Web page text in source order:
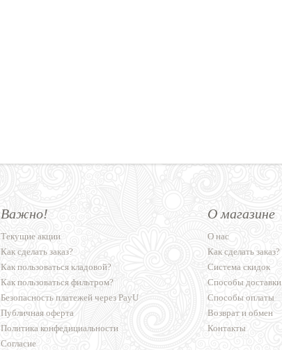
Важно!
Текущие акции
Как сделать заказ?
Как пользоваться кладовой?
Как пользоваться фильтром?
Безопасность платежей через PayU
Публичная оферта
Политика конфедициальности
Согласие
О магазине
О нас
Как сделать заказ?
Система скидок
Способы доставки
Способы оплаты
Возврат и обмен
Контакты